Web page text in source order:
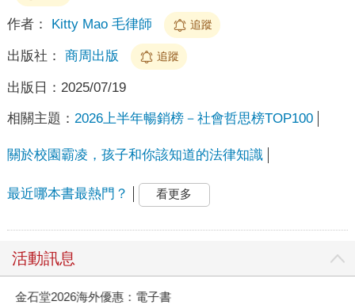
作者： Kitty Mao 毛律師 追蹤
出版社： 商周出版 追蹤
出版日： 2025/07/19
相關主題： 2026上半年暢銷榜－社會哲思榜TOP100
關於校園霸凌，孩子和你該知道的法律知識
最近哪本書最熱門？ 看更多
活動訊息
金石堂2026海外優惠：電子書